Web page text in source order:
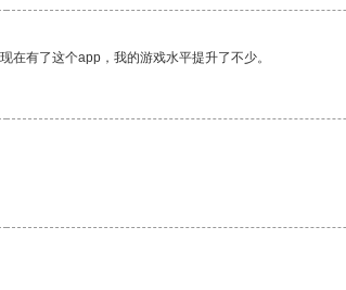
有了这个app，我的游戏水平提升了不少。